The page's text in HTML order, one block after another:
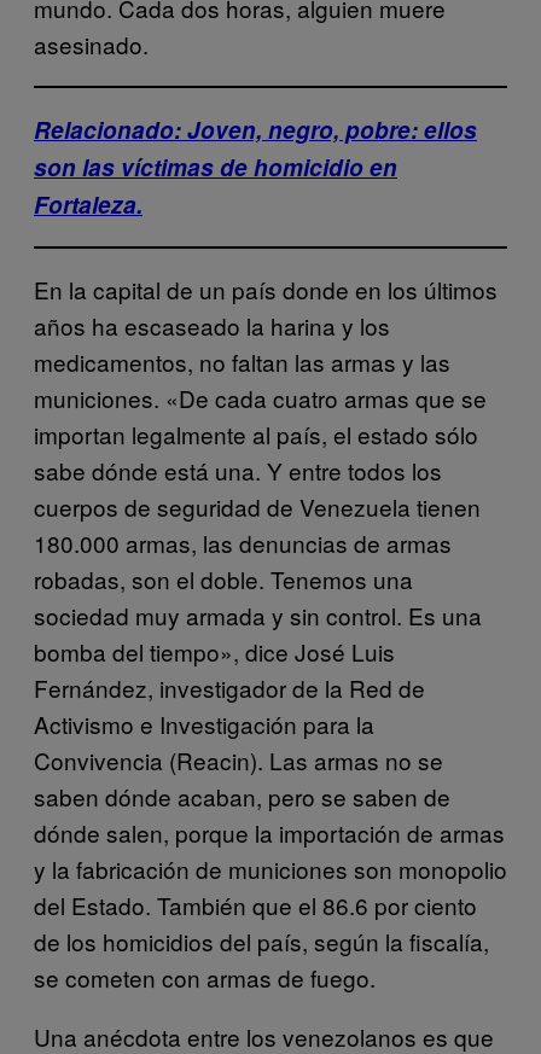
mundo. Cada dos horas, alguien muere
asesinado.
Relacionado: Joven, negro, pobre: ellos
son las víctimas de homicidio en
Fortaleza.
En la capital de un país donde en los últimos
años ha escaseado la harina y los
medicamentos, no faltan las armas y las
municiones. «De cada cuatro armas que se
importan legalmente al país, el estado sólo
sabe dónde está una. Y entre todos los
cuerpos de seguridad de Venezuela tienen
180.000 armas, las denuncias de armas
robadas, son el doble. Tenemos una
sociedad muy armada y sin control. Es una
bomba del tiempo», dice José Luis
Fernández, investigador de la Red de
Activismo e Investigación para la
Convivencia (Reacin). Las armas no se
saben dónde acaban, pero se saben de
dónde salen, porque la importación de armas
y la fabricación de municiones son monopolio
del Estado. También que el 86.6 por ciento
de los homicidios del país, según la fiscalía,
se cometen con armas de fuego.
Una anécdota entre los venezolanos es que